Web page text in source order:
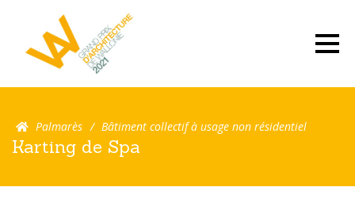
Palmarès Bâtiment collectif à usage non résidentiel
Karting de Spa